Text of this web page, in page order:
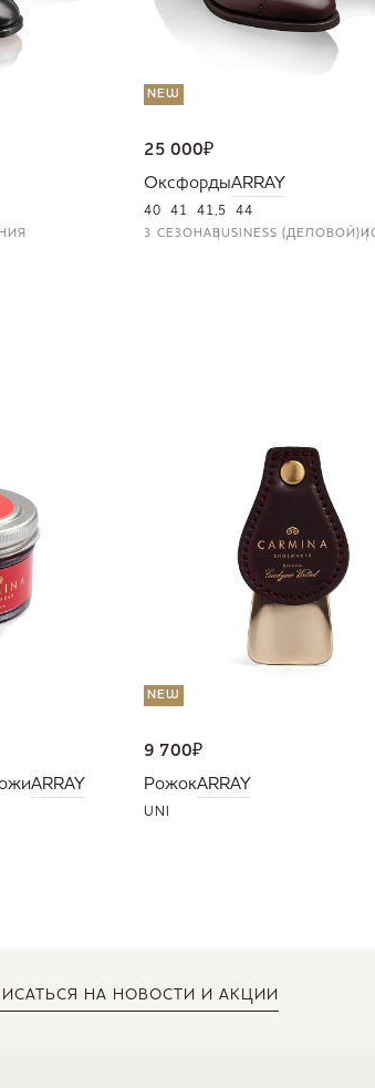
NEW
25 000₽
ОксфордыARRAY
40 41 41,5 44
3 СЕЗОНАBUSINESS (ДЕЛОВОЙ)
ARRAY
NEW
9 700₽
РожокARRAY
UNI
НА НОВОСТИ И АКЦИИ